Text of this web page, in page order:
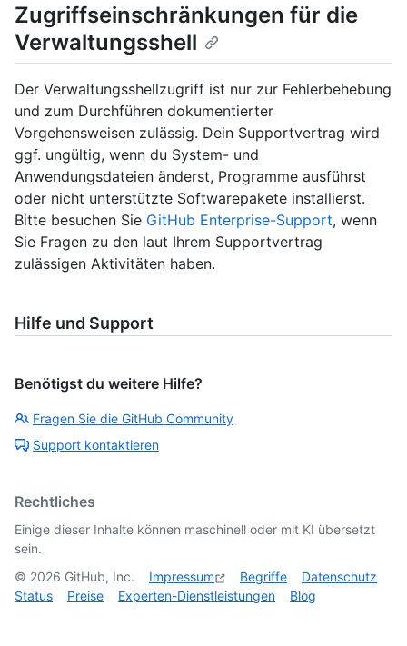
Zugriffseinschränkungen für die
Verwaltungsshell
Der Verwaltungsshellzugriff ist nur zur Fehlerbehebung
und zum Durchführen dokumentierter
Vorgehensweisen zulässig. Dein Supportvertrag wird
ggf. ungültig, wenn du System- und
Anwendungsdateien änderst, Programme ausführst
oder nicht unterstützte Softwarepakete installierst.
Bitte besuchen Sie GitHub Enterprise-Support, wenn
Sie Fragen zu den laut Ihrem Supportvertrag
zulässigen Aktivitäten haben.
Hilfe und Support
Benötigst du weitere Hilfe?
Fragen Sie die GitHub Community
Support kontaktieren
Rechtliches
Einige dieser Inhalte können maschinell oder mit KI übersetzt
sein.
© 2026 GitHub, Inc. Impressum Begriffe
Datenschutz
Status
Preise Experten-Dienstleistungen Blog